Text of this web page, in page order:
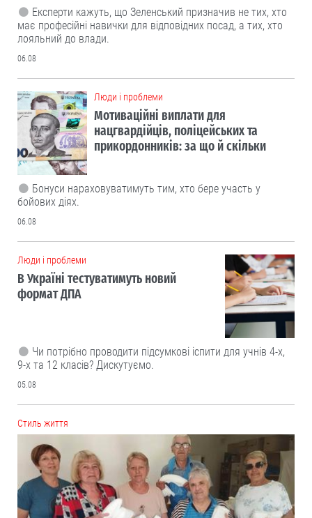
Експерти кажуть, що Зеленський призначив не тих, хто
має професійні навички для відповідних посад, а тих, хто
лояльний до влади.
06.08
Люди і проблеми
Мотиваційні виплати для
нацгвардійців, поліцейських та
прикордонників: за що й скільки
Бонуси нараховуватимуть тим, хто бере участь у
бойових діях.
06.08
Люди і проблеми
В Україні тестуватимуть новий
формат ДПА
Чи потрібно проводити підсумкові іспити для учнів 4-х,
9-х та 12 класів? Дискутуємо.
05.08
Cтиль життя